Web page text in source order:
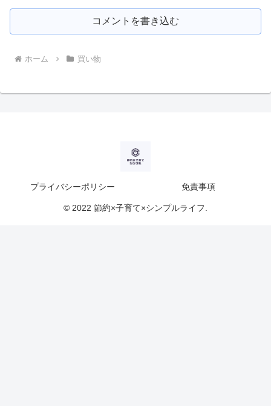
コメントを書き込む
ホーム 買い物
プライバシーポリシー 免責事項
© 2022 節約×子育て×シンプルライフ.